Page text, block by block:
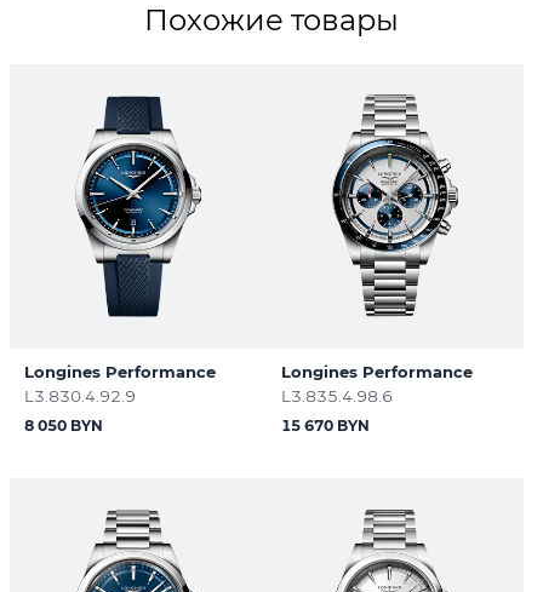
Похожие товары
Longines Performance
L3.830.4.92.9
8 050 BYN
Longines Performance
L3.835.4.98.6
15 670 BYN